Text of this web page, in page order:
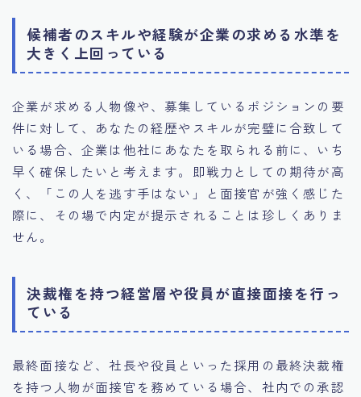
候補者のスキルや経験が企業の求める水準を
大きく上回っている
企業が求める人物像や、募集しているポジションの要
件に対して、あなたの経歴やスキルが完璧に合致して
いる場合、企業は他社にあなたを取られる前に、いち
早く確保したいと考えます。即戦力としての期待が高
く、「この人を逃す手はない」と面接官が強く感じた
際に、その場で内定が提示されることは珍しくありま
せん。
決裁権を持つ経営層や役員が直接面接を行っ
ている
最終面接など、社長や役員といった採用の最終決裁権
を持つ人物が面接官を務めている場合、社内での承認